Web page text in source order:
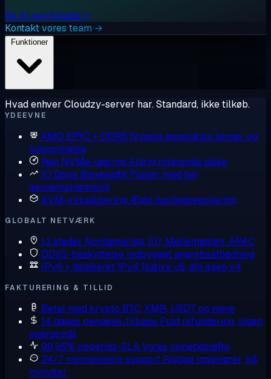
Se AI-workloads →
Kontakt vores team →
Funktioner
Hvad enhver Cloudzy-server har. Standard, ikke tilkøb.
YDEEVNE
AMD EPYC + DDR5 Nyeste generation kerner og
hukommelse
Ren NVMe-lagring Aldrig roterende diske
10 Gbps Bandwidth Planer med høj
gennemstrømning
KVM-virtualisering Ægte hardwareisolering
GLOBALT NETVÆRK
13 steder Nordamerika, EU, Mellemøsten, APAC
DDoS-beskyttelse Indbygget angrebsafbødning
IPv6 + dedikeret IPv4 Native v6, din egen v4
FAKTURERING & TILLID
Betal med krypto BTC, XMR, USDT og mere
14 dages pengene-tilbage Fuld refundering, ingen
spørgsmål
99,95% oppetids-SLAVores oppetidsløfte
24/7 menneskelig support Rigtige ingeniører, på
minutter